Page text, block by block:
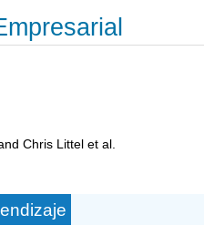
Chris Littel et al.